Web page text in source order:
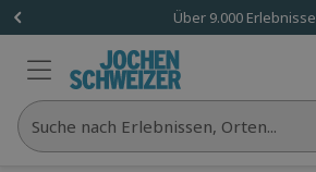
Über 9.000 Erlebnisse
Suche nach Erlebnissen, Orten...